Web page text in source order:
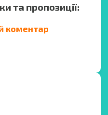
та пропозиції:
коментар